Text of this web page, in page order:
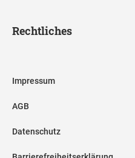
Rechtliches
Impressum
AGB
Datenschutz